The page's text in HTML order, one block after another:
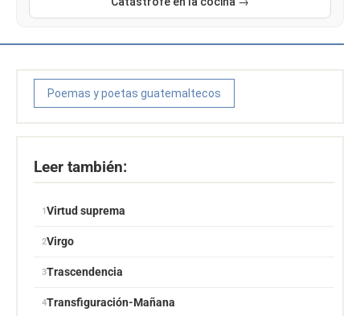
Poemas y poetas guatemaltecos
Leer también:
Virtud suprema
Virgo
Trascendencia
Transfiguración-Mañana